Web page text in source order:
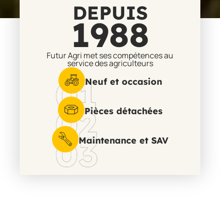
DEPUIS
1988
Futur Agri met ses compétences au
service des agriculteurs
Neuf et occasion
01Pièces détachées
02Maintenance et SAV
03